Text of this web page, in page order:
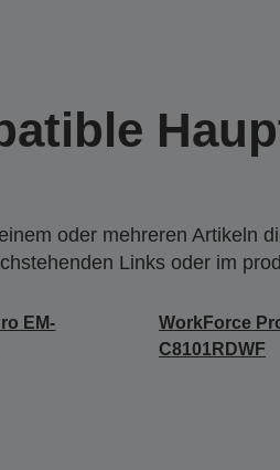
oder mehreren Artikeln
Links oder im
EM-
WorkForce
C8101RDWF